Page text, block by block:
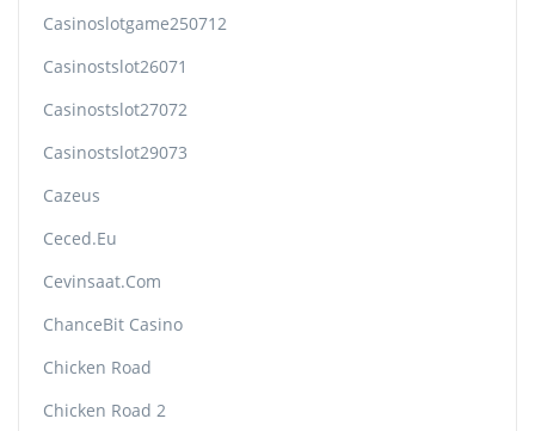
Casinoslotgame250712
Casinostslot26071
Casinostslot27072
Casinostslot29073
Cazeus
Ceced.eu
Cevinsaat.com
ChanceBit Casino
Chicken Road
Chicken Road 2